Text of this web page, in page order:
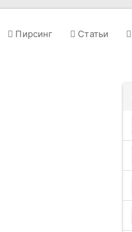
Пирсинг Статьи